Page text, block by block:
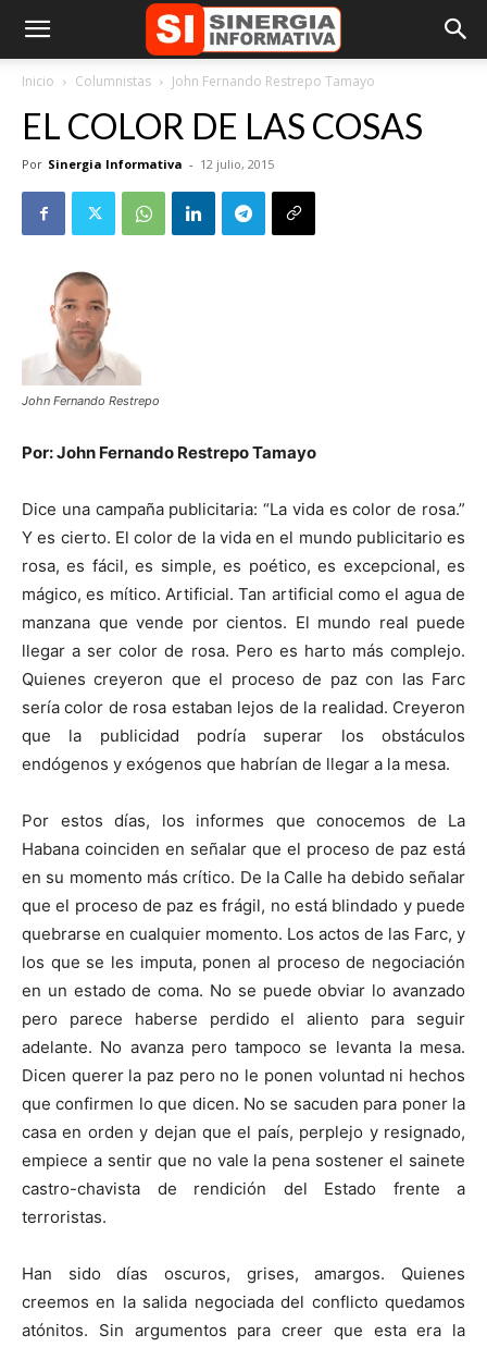
Inicio Columnistas John Fernando Restrepo Tamayo
EL COLOR DE LAS COSAS
Por Sinergia Informativa - 12 julio, 2015
John Fernando Restrepo
Por: John Fernando Restrepo Tamayo
Dice una campaña publicitaria: “La vida es color de rosa.”
Y es cierto. El color de la vida en el mundo publicitario es
rosa, es fácil, es simple, es poético, es excepcional, es
mágico, es mítico. Artificial. Tan artificial como el agua de
manzana que vende por cientos. El mundo real puede
llegar a ser color de rosa. Pero es harto más complejo.
Quienes creyeron que el proceso de paz con las Farc
sería color de rosa estaban lejos de la realidad. Creyeron
que la publicidad podría superar los obstáculos
endógenos y exógenos que habrían de llegar a la mesa.
Por estos días, los informes que conocemos de La
Habana coinciden en señalar que el proceso de paz está
en su momento más crítico. De la Calle ha debido señalar
que el proceso de paz es frágil, no está blindado y puede
quebrarse en cualquier momento. Los actos de las Farc, y
los que se les imputa, ponen al proceso de negociación
en un estado de coma. No se puede obviar lo avanzado
pero parece haberse perdido el aliento para seguir
adelante. No avanza pero tampoco se levanta la mesa.
Dicen querer la paz pero no le ponen voluntad ni hechos
que confirmen lo que dicen. No se sacuden para poner la
casa en orden y dejan que el país, perplejo y resignado,
empiece a sentir que no vale la pena sostener el sainete
castro-chavista de rendición del Estado frente a
terroristas.
Han sido días oscuros, grises, amargos. Quienes
creemos en la salida negociada del conflicto quedamos
atónitos. Sin argumentos para creer que esta era la